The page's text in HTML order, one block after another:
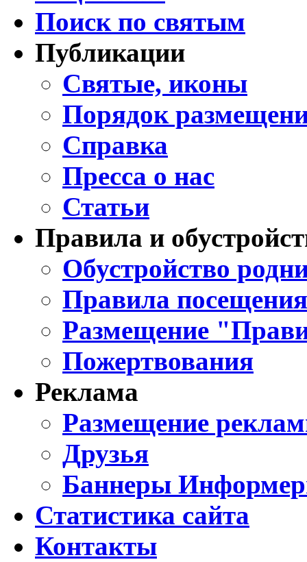
Поиск по святым
Публикации
Святые, иконы
Порядок
Справка
Пресса о нас
Статьи
Правила и
Обустройство
Правила
Размещение
Пожертвования
Реклама
Размещение
Друзья
Баннеры
Статистика сайта
Контакты